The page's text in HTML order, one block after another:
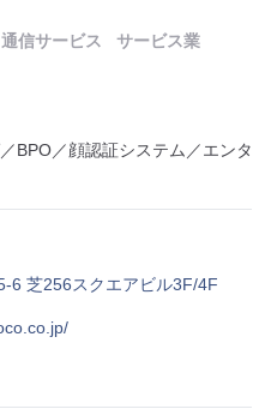
通信サービス サービス業
BPO／顔認証システム／エンタ
6 芝256スクエアビル3F/4F